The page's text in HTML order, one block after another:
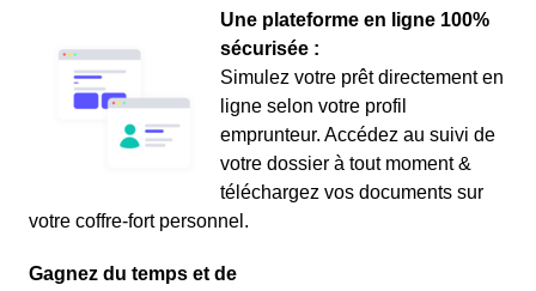
Une plateforme en ligne 100%
sécurisée :
Simulez votre prêt directement en
ligne selon votre profil
emprunteur. Accédez au suivi de
votre dossier à tout moment &
téléchargez vos documents sur
votre coffre-fort personnel.
Gagnez du temps et de